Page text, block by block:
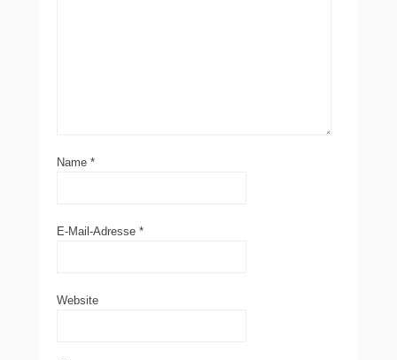
Name *
E-Mail-Adresse *
Website